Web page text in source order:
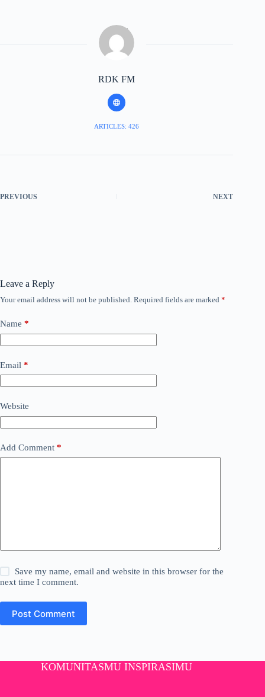
RDK FM
ARTICLES: 426
PREVIOUS NEXT
Leave a Reply
Your email address will not be published. Required fields are marked *
Name *
Email *
Website
Add Comment *
Save my name, email and website in this browser for the
next time I comment.
Post Comment
KOMUNITASMU INSPIRASIMU